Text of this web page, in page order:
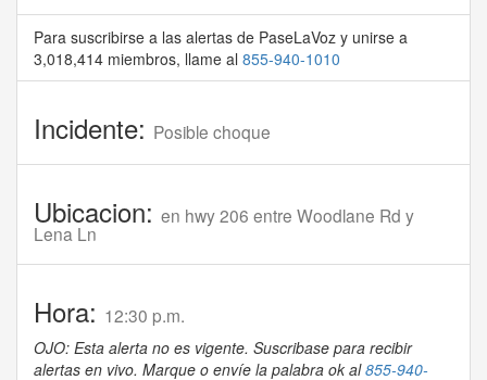
Para suscribirse a las alertas de PaseLaVoz y unirse a
3,018,414 miembros, llame al 855-940-1010
Incidente: Posible choque
Ubicacion: en hwy 206 entre Woodlane Rd y
Lena Ln
Hora: 12:30 p.m.
OJO: Esta alerta no es vigente. Suscribase para recibir
alertas en vivo. Marque o envíe la palabra ok al855-940-